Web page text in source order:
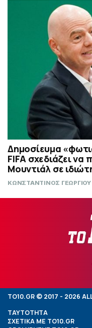
Δημοσίευμα
FIFA σχεδιάζει να
Μουντιάλ σε
ΚΩΝΣΤΑΝΤΙΝΟΣ ΓΕΩΡΓΙΟΥ
TO10.GR © 2017 - 2026
ΤΑΥΤΟΤΗΤΑ
ΣΧΕΤΙΚΑ ΜΕ TO10.GR